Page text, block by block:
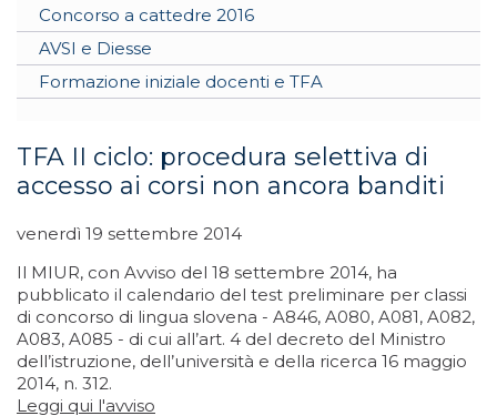
Concorso a cattedre 2016
AVSI e Diesse
Formazione iniziale docenti e TFA
TFA II ciclo: procedura selettiva di
accesso ai corsi non ancora banditi
venerdì 19 settembre 2014
Il MIUR, con Avviso del 18 settembre 2014, ha
pubblicato il calendario del test preliminare per classi
di concorso di lingua slovena - A846, A080, A081, A082,
A083, A085 - di cui all’art. 4 del decreto del Ministro
dell’istruzione, dell’università e della ricerca 16 maggio
2014, n. 312.
Leggi qui l'avviso